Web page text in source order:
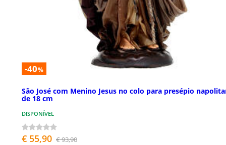
-40%
São José com Menino Jesus no colo para presépio
de 18 cm
DISPONÍVEL
€ 55,90 € 93,90